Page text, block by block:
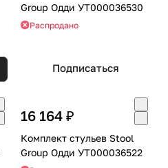
Group Одди УТ000036530
Распродано
Подписаться
16 164 ₽
Комплект стульев Stool
Group Одди УТ000036522